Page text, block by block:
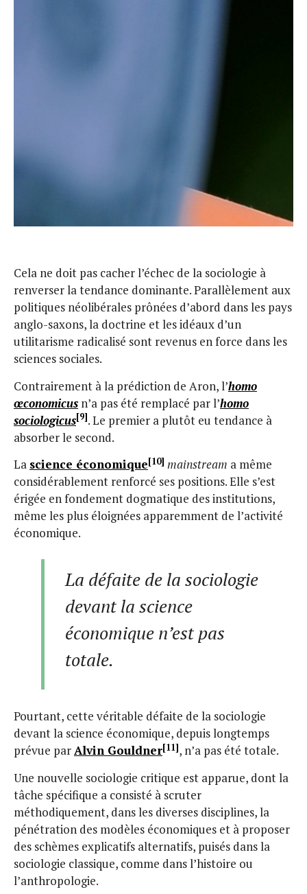
Cela ne doit pas cacher l’échec de la sociologie à
renverser la tendance dominante. Parallèlement aux
politiques néolibérales prônées d’abord dans les pays
anglo-saxons, la doctrine et les idéaux d’un
utilitarisme radicalisé sont revenus en force dans les
sciences sociales.
Contrairement à la prédiction de Aron, l’homo
œconomicus n’a pas été remplacé par l’homo
sociologicus[9]. Le premier a plutôt eu tendance à
absorber le second.
La science économique[10] mainstream a même
considérablement renforcé ses positions. Elle s’est
érigée en fondement dogmatique des institutions,
même les plus éloignées apparemment de l’activité
économique.
La défaite de la sociologie
devant la science
économique n’est pas
totale.
Pourtant, cette véritable défaite de la sociologie
devant la science économique, depuis longtemps
prévue parAlvin Gouldner[11], n’a pas été totale.
Une nouvelle sociologie critique est apparue, dont la
tâche spécifique a consisté à scruter
méthodiquement, dans les diverses disciplines, la
pénétration des modèles économiques et à proposer
des schèmes explicatifs alternatifs, puisés dans la
sociologie classique, comme dans l’histoire ou
l’anthropologie.